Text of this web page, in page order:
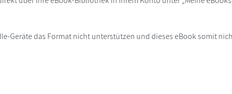
Geräte das Format nicht unterstützen und dieses eBook somit